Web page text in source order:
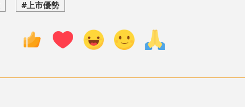
#上市優勢